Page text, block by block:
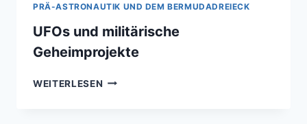
PRÄ-ASTRONAUTIK UND DEM BERMUDADREIECK
UFOs und militärische
Geheimprojekte
WEITERLESEN UFOS